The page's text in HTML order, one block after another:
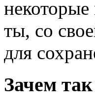
ты, со
для
Зачем